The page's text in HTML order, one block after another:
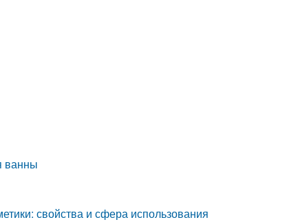
ванны
свойства и сфера использования